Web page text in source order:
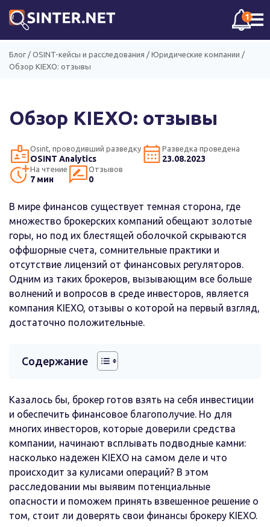
1☰
Блог / OSINT-кейсы и расследования / Юридические компании /
Обзор KIEXO: отзывы
Обзор KIEXO: отзывы
Osint, проводивший разведку
OSINT Analytics
Разведка проведена
23.08.2023
На чтение
7 мин
Отзывов
0
В мире финансов существует темная сторона, где
множество брокерских компаний обещают золотые
горы, но под их блестящей оболочкой скрываются
оффшорные счета, сомнительные практики и
отсутствие лицензий от финансовых регуляторов.
Одним из таких брокеров, вызывающим все больше
волнений и вопросов в среде инвесторов, является
компания KIEXO, отзывы о которой на первый взгляд,
достаточно положительные.
Содержание
Казалось бы, брокер готов взять на себя инвестиции
и обеспечить финансовое благополучие. Но для
многих инвесторов, которые доверили средства
компании, начинают всплывать подводные камни:
насколько надежен KIEXO на самом деле и что
происходит за кулисами операций? В этом
расследовании мы выявим потенциальные
опасности и поможем принять взвешенное решение о
том, стоит ли доверять свои финансы брокеру KIEXO.